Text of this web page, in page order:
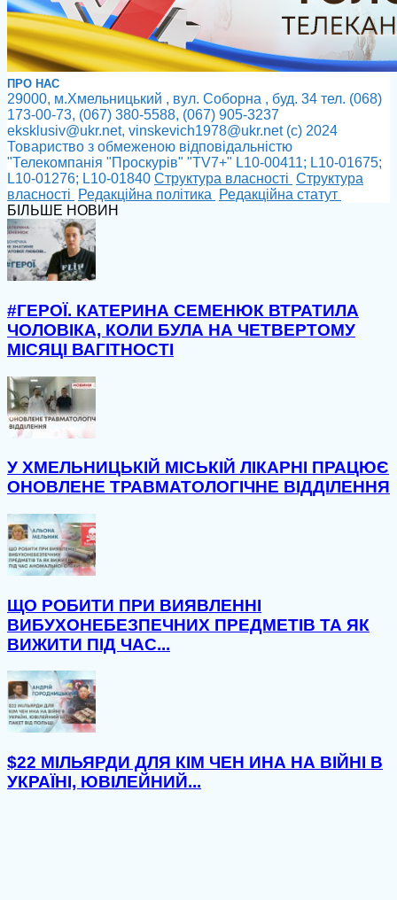
ПРО НАС
29000, м.Хмельницький , вул. Соборна , буд. 34 тел. (068)
173-00-73, (067) 380-5588, (067) 905-3237
eksklusiv@ukr.net, vinskevich1978@ukr.net (с) 2024
Товариство з обмеженою відповідальністю
"Телекомпанія "Проскурів" "TV7+" L10-00411; L10-01675;
L10-01276; L10-01840 Cтруктура власності Cтруктура
власності
Редакційна політика
Редакційна статут
БІЛЬШЕ НОВИН
#ГЕРОЇ. КАТЕРИНА СЕМЕНЮК ВТРАТИЛА
ЧОЛОВІКА, КОЛИ БУЛА НА ЧЕТВЕРТОМУ
МІСЯЦІ ВАГІТНОСТІ
У ХМЕЛЬНИЦЬКІЙ МІСЬКІЙ ЛІКАРНІ ПРАЦЮЄ
ОНОВЛЕНЕ ТРАВМАТОЛОГІЧНЕ ВІДДІЛЕННЯ
ЩО РОБИТИ ПРИ ВИЯВЛЕННІ
ВИБУХОНЕБЕЗПЕЧНИХ ПРЕДМЕТІВ ТА ЯК
ВИЖИТИ ПІД ЧАС...
$22 МІЛЬЯРДИ ДЛЯ КІМ ЧЕН ИНА НА ВІЙНІ В
УКРАЇНІ, ЮВІЛЕЙНИЙ...